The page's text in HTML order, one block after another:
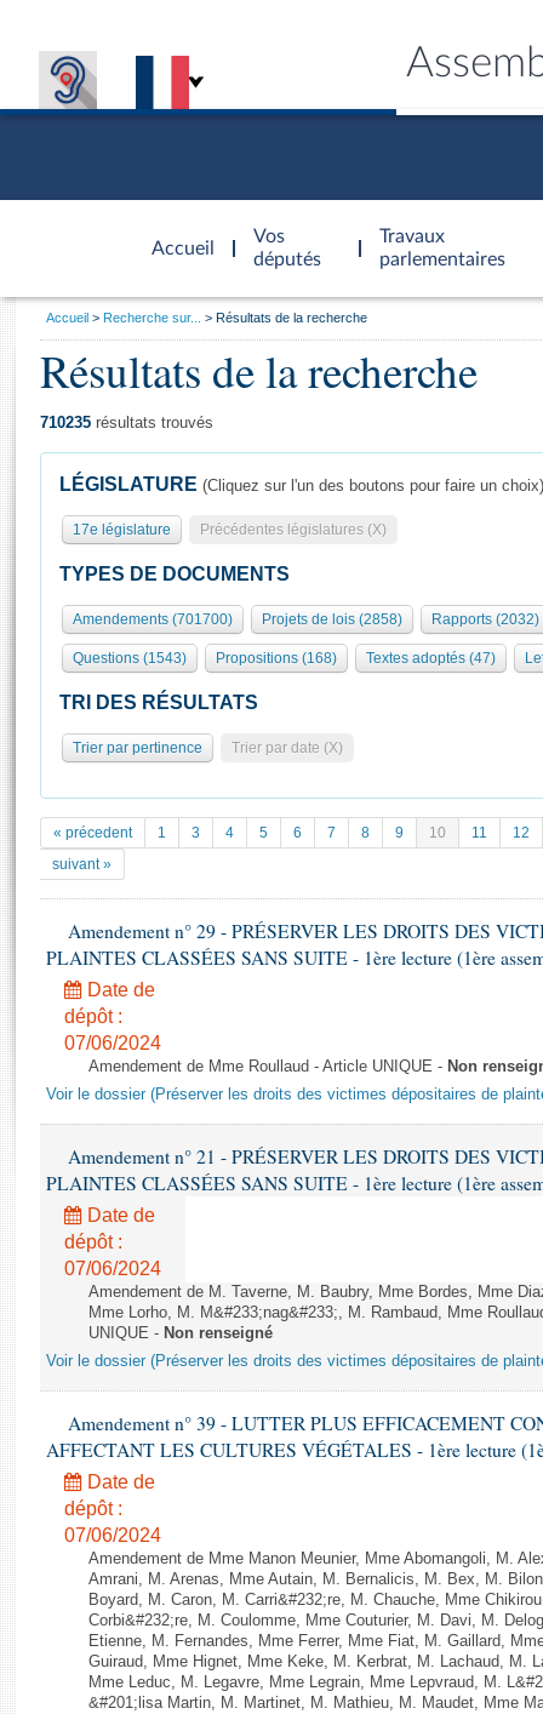
Accueil
d'accueil
Vos
députés
Travaux
parlementaires
Présidence
577 députés
Groupes politiques
Séance publique
Commissions et autres organes
Europe et International
Pétitions
Documents parlementaires
Projets de loi
Propositions de loi
Amendements
Textes adoptés
Rapports d'information
Rapports d'enquête
Rapports sur l'application des lois
Baromètre de l’application des lois
Dossiers législatifs
Budget et sécurité sociale
Questions écrites et orales
Comptes rendus des débats
Général
Rôle et pouvoirs de l'Assemblée
Organisation de l'Assemblée
Présidence Conférence des Présidents Bureau Collège des
Statistiques et chiffres clés
Documents de référence
( Constitution | Règlement de l'Assemblée ... )
Histoire
Juniors
Anciennes législatures
Liens vers les sites publics
Visiter l'Assemblée
Visite virtuelle du palais Bourbon
Assister à une séance
La Bibliothèque
Les archives
Contacts et plan d'accès
Photos libres de droit
Vous
Accueil Recherche sur... Résultats de la recherche
Résultats de la recherche
710235 résultats trouvés
LÉGISLATURE (Cliquez sur l'un des boutons pour faire un choix)
17e législature Précédentes législatures (X)
TYPES DE DOCUMENTS
Amendements (701700) Projets de lois (2858) Rapports (2032)
Questions (1543) Propositions (168) Textes adoptés (47)
TRI DES RÉSULTATS
Trier par pertinence Trier par date (X)
« précedent 1 3 4 5 6 7 8 9 10 11
12
suivant »
Amendement n° 29 - PRÉSERVER LES DROITS DES
PLAINTES CLASSÉES SANS SUITE - 1ère lecture (1ère
Date de
dépôt :
07/06/2024
Amendement de Mme Roullaud - Article UNIQUE - Non
Voir le dossier (Préserver les droits des victimes dépositaires de
Amendement n° 21 - PRÉSERVER LES DROITS DES
PLAINTES CLASSÉES SANS SUITE - 1ère lecture (1ère
Date de
dépôt :
07/06/2024
Amendement de M. Taverne, M. Baubry, Mme Bordes, Mme
Mme Lorho, M. M&#233;nag&#233;, M. Rambaud, Mme
UNIQUE - Non renseigné
Voir le dossier (Préserver les droits des victimes dépositaires de
Amendement n° 39 - LUTTER PLUS EFFICACEMENT
AFFECTANT LES CULTURES VÉGÉTALES - 1ère lecture
Date de
dépôt :
07/06/2024
Amendement de Mme Manon Meunier, Mme Abomangoli, M.
Amrani, M. Arenas, Mme Autain, M. Bernalicis, M. Bex, M.
Boyard, M. Caron, M. Carri&#232;re, M. Chauche, Mme
Corbi&#232;re, M. Coulomme, Mme Couturier, M. Davi, M.
Etienne, M. Fernandes, Mme Ferrer, Mme Fiat, M. Gaillard,
Guiraud, Mme Hignet, Mme Keke, M. Kerbrat, M. Lachaud, M.
Mme Leduc, M. Legavre, Mme Legrain, Mme Lepvraud, M.
&#201;lisa Martin, M. Martinet, M. Mathieu, M. Maudet, Mme